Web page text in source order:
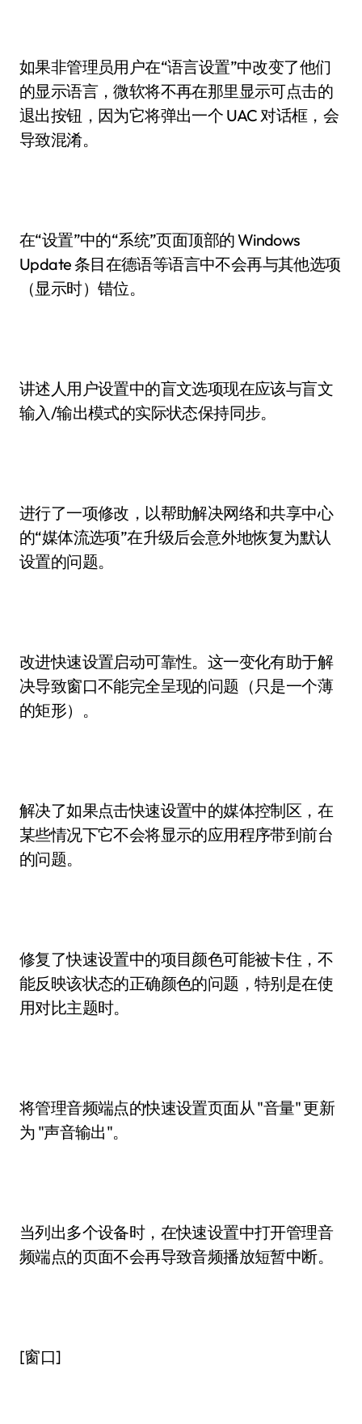
如果非管理员用户在“语言设置”中改变了他们
的显示语言，微软将不再在那里显示可点击的
退出按钮，因为它将弹出一个 UAC 对话框，会
导致混淆。
在“设置”中的“系统”页面顶部的 Windows
Update 条目在德语等语言中不会再与其他选项
（显示时）错位。
讲述人用户设置中的盲文选项现在应该与盲文
输入/输出模式的实际状态保持同步。
进行了一项修改，以帮助解决网络和共享中心
的“媒体流选项”在升级后会意外地恢复为默认
设置的问题。
改进快速设置启动可靠性。这一变化有助于解
决导致窗口不能完全呈现的问题（只是一个薄
的矩形）。
解决了如果点击快速设置中的媒体控制区，在
某些情况下它不会将显示的应用程序带到前台
的问题。
修复了快速设置中的项目颜色可能被卡住，不
能反映该状态的正确颜色的问题，特别是在使
用对比主题时。
将管理音频端点的快速设置页面从 "音量" 更新
为 "声音输出"。
当列出多个设备时，在快速设置中打开管理音
频端点的页面不会再导致音频播放短暂中断。
[窗口]